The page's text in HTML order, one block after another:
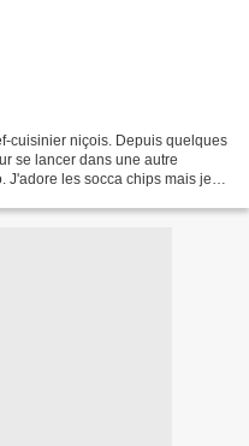
cuisinier niçois. Depuis quelques
se lancer dans une autre
J'adore les socca chips mais je